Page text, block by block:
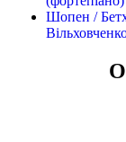
Шопен /